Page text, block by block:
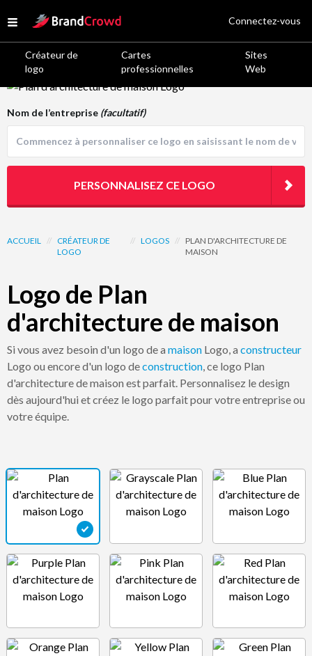
Open menu
Site Logo
Créateur de
logo
Cartes
professionnelles
Sites
Web
Connectez-vous
Logo Template Preview
ACCUEIL // CRÉATEUR DE
LOGO
// LOGOS //
PLAN D'ARCHITECTURE DE
MAISON
Logo de Plan
d'architecture de maison
Si vous avez besoin d'un logo de a maison Logo, a constructeur
Logo ou encore d'un logo deconstruction, ce logo Plan
d'architecture de maison est parfait. Personnalisez le design
dès aujourd'hui et créez le logo parfait pour votre entreprise ou
votre équipe.
Nom de l’entreprise (facultatif)
PERSONNALISEZ CE LOGO